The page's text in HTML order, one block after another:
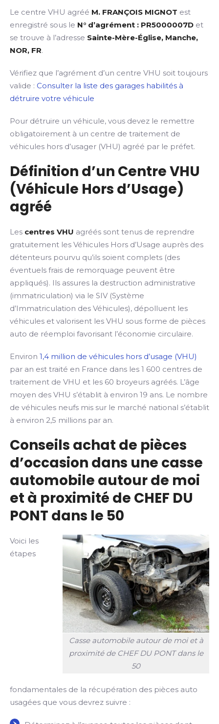
Le centre VHU agréé M. FRANÇOIS MIGNOT est
enregistré sous le N° d’agrément : PR5000007D et
se trouve à l’adresse Sainte-Mère-Église, Manche,
NOR, FR.
Vérifiez que l’agrément d’un centre VHU soit toujours
valide : Consulter la liste des garages habilités à
détruire votre véhicule
Pour détruire un véhicule, vous devez le remettre
obligatoirement à un centre de traitement de
véhicules hors d’usager (VHU) agréé par le préfet.
Définition d’un Centre VHU
(Véhicule Hors d’Usage)
agréé
Les centres VHU agréés sont tenus de reprendre
gratuitement les Véhicules Hors d’Usage auprès des
détenteurs pourvu qu’ils soient complets (des
éventuels frais de remorquage peuvent être
appliqués). Ils assures la destruction administrative
(immatriculation) via le SIV (Système
d’Immatriculation des Véhicules), dépolluent les
véhicules et valorisent les VHU sous forme de pièces
auto de réemploi favorisant l’économie circulaire.
Environ 1,4 million de véhicules hors d’usage (VHU)
par an est traité en France dans les 1 600 centres de
traitement de VHU et les 60 broyeurs agréés. L’âge
moyen des VHU s’établit à environ 19 ans. Le nombre
de véhicules neufs mis sur le marché national s’établit
à environ 2,5 millions par an.
Conseils achat de pièces
d’occasion dans une casse
automobile autour de moi
et à proximité de CHEF DU
PONT dans le 50
Casse automobile autour de moi et à
proximité de CHEF DU PONT dans le
50
Voici les
étapes
fondamentales de la récupération des pièces auto
usagées que vous devrez suivre :